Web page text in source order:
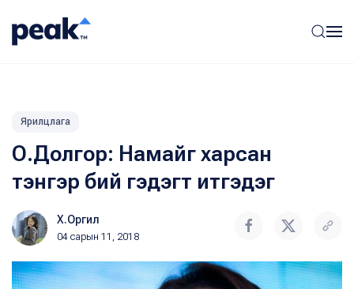
Ярилцлага
О.Долгор: Намайг харсан
тэнгэр бий гэдэгт итгэдэг
Х.Оргил
04 сарын 11, 2018